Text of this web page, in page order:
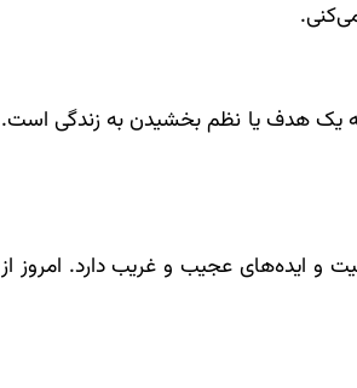
یک هدف یا نظم بخشیدن به زندگی است.
و ایده‌های عجیب و غریب دارد. امروز از